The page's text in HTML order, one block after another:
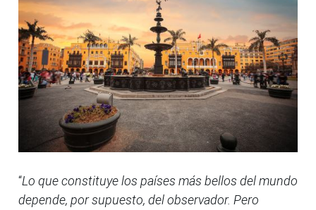
“Lo que constituye los países más bellos del mundo
depende, por supuesto, del observador. Pero